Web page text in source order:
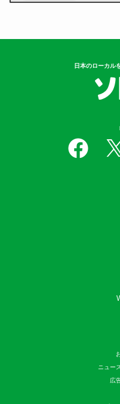
日本のローカル
ニュー
広